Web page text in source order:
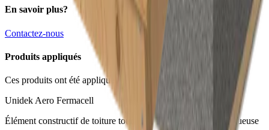
En savoir plus?
Contactez-nous
Produits appliqués
Ces produits ont été appliqués dans ce projet :
Unidek Aero Fermacell
Élément constructif de toiture tout-en-un pour une finition luxueuse